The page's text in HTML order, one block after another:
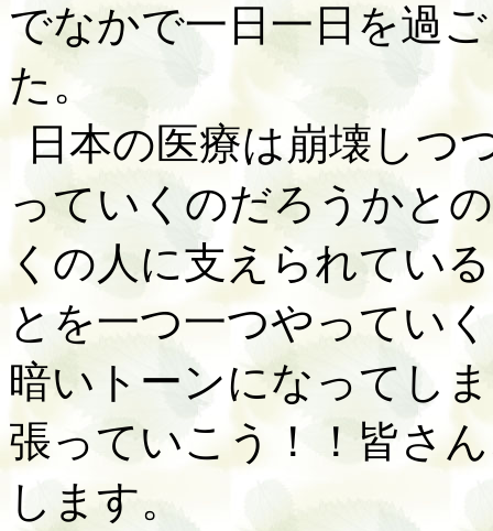
でなかで一日一日を過
た。
日本の医療は崩壊しつ
っていくのだろうかと
くの人に支えられてい
とを一つ一つやってい
暗いトーンになってし
張っていこう！！皆さ
します。